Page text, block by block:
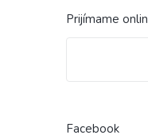
Prijímame
Facebook